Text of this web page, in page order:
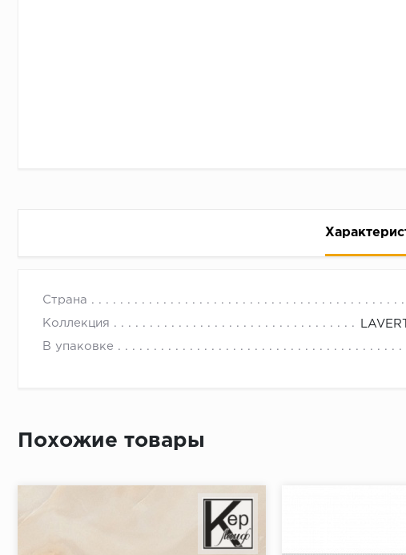
Страна
Коллекция
В упаковке
Быстрое рассмотрение: решение от банка придет вам за
Срок предоставления кредита от 3 до 36 месяцев Срок
Похожие товары